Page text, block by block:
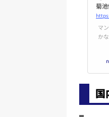
菊
マ
か
ム
w...
国